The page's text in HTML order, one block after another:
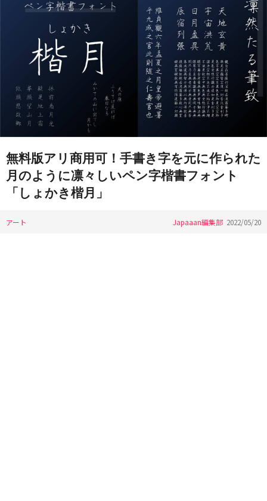
無料版アリ商用可！手書き字を元に作られた
月のように凛々しいペン字楷書フォント
「しょかき楷月」
アート Japaaan編集部 2022/05/20